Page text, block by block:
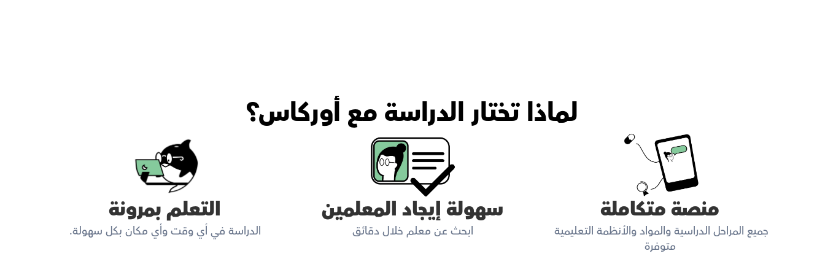
لماذا تختار الدراسة مع أوركاس؟
التعلم بمرونة
الدراسة في أي وقت وأي مكان بكل سهولة.
سهولة إيجاد المعلمين
ابحث عن معلم خلال دقائق
منصة متكاملة
جميع المراحل الدراسية والمواد والأنظمة التعليمية
متوفرة